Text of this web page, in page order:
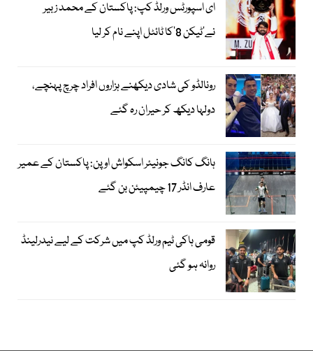
ای اسپورٹس ورلڈ کپ: پاکستان کے محمد زبیر
نے’ٹیکن 8‘کا ٹائٹل اپنے نام کر لیا
رونالڈو کی شادی دیکھنے ہزاروں افراد چرچ پہنچے،
دولہا دیکھ کر حیران رہ گئے
ہانگ کانگ جونیئر اسکواش اوپن: پاکستان کے عمیر
عارف انڈر 17 چیمپیئن بن گئے
قومی ہاکی ٹیم ورلڈ کپ میں شرکت کے لیے نیدرلینڈ
روانہ ہو گئی